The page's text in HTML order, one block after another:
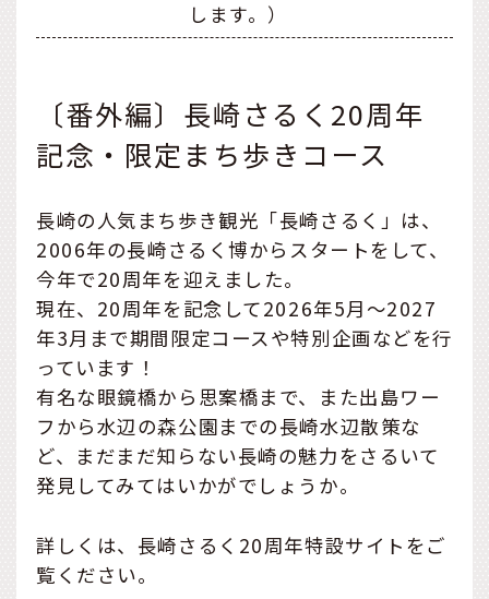
します。）
〔番外編〕長崎さるく20周年
記念・限定まち歩きコース
長崎の人気まち歩き観光「長崎さるく」は、
2006年の長崎さるく博からスタートをして、
今年で20周年を迎えました。
現在、20周年を記念して2026年5月〜2027
年3月まで期間限定コースや特別企画などを行
っています！
有名な眼鏡橋から思案橋まで、また出島ワー
フから水辺の森公園までの長崎水辺散策な
ど、まだまだ知らない長崎の魅力をさるいて
発見してみてはいかがでしょうか。
詳しくは、長崎さるく20周年特設サイトをご
覧ください。